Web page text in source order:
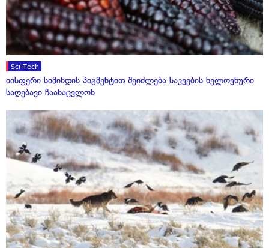
Sci-Tech
იისფერი სიმინდის პიგმენტით შეიძლება საკვების ხელოვნური
საღებავი ჩაანაცვლონ